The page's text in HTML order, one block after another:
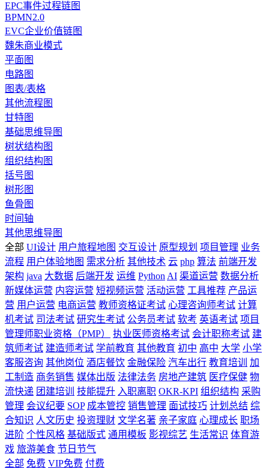
EPC事件过程链图
BPMN2.0
EVC企业价值链图
魏朱商业模式
平面图
电路图
图表/表格
其他流程图
甘特图
基础思维导图
树状结构图
组织结构图
括号图
树形图
鱼骨图
时间轴
其他思维导图
全部 UI设计 用户旅程地图 交互设计 原型规划 项目管理 业务
流程 用户体验地图 需求分析 其他技术 云 php 算法 前端开发
架构 java 大数据 后端开发 运维 Python AI 渠道运营 数据分析
新媒体运营 内容运营 短视频运营 活动运营 工具推荐 产品运
营 用户运营 电商运营 教师资格证考试 心理咨询师考试 计算
机考试 司法考试 研究生考试 公务员考试 软考 英语考试 项目
管理师职业资格（PMP）
执业医师资格考试 会计职称考试 建
筑师考试 建造师考试 学前教育 其他教育 初中 高中 大学 小学
客服咨询 其他岗位 酒店餐饮 金融保险 汽车出行 教育培训
加
工制造 商务销售 媒体出版 法律法务 房地产建筑 医疗保健 物
流快递 团建培训 技能提升 入职离职 OKR-KPI 组织结构 采购
管理 会议纪要 SOP 成本管控 销售管理 面试技巧 计划总结 综
合知识 人文历史 投资理财 文学名著 亲子家庭 心理成长 职场
进阶 个性风格 基础版式 通用模板 影视综艺 生活常识 体育游
戏 旅游美食 节日节气
全部 免费 VIP免费 付费